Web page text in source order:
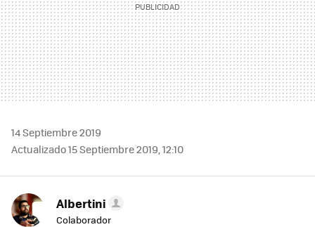
14 Septiembre 2019
Actualizado 15 Septiembre 2019, 12:10
Albertini
Colaborador